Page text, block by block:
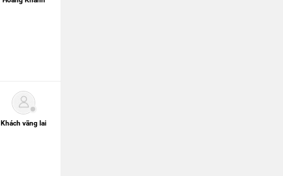
Khách vãng lai